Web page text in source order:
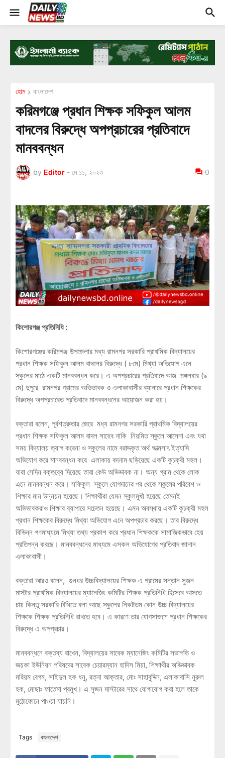
হোম বাংলাদেশ
করিমগঞ্জে প্রধান শিক্ষক সফিকুল আলম
বাদলের বিরুদ্ধে অপপ্রচারের প্রতিবাদে
মানববন্ধন
by Editor - মে ১১, ২০২৩ 0
কিশোরগঞ্জ প্রতিনিধি :
কিশোরগঞ্জের করিমগঞ্জ উপজেলার মধ্য রামনগর সরকারি প্রাথমিক বিদ্যালয়ের
প্রধান শিক্ষক সফিকুল আলম বাদলের বিরুদ্ধে ( ৮মে) মিথ্যা অভিযোগ এনে
স্কুলের মাঠে একটি মানববন্ধন করে। এ অপপ্রচারের প্রতিবাদে আজ মঙ্গলবার (৯
মে) দুপুরে রামনগর গ্রামের অভিভাবক ও এলাকাবাসীর ব্যানারে প্রধান শিক্ষকের
বিরুদ্ধে অপপ্রচারেত প্রতিবাদে মানববন্ধনের আয়োজন করা হয়।
বক্তারা বলেন, পূর্বশত্রুতার জেরে মধ্য রামনগর সরকারি প্রাথমিক বিদ্যালয়ের
প্রধান শিক্ষক সফিকুল আলম বাদল সাহেব নাকি নিয়মিত স্কুলে আসেনা এবং যথা
সময় বিদ্যালয় ত্যাগ করেনা ও স্কুলের নামে বরাদ্দকৃত অর্থ আত্মসাৎ ইত্যাদি
অভিযোগ করে মানববন্ধন করে এলাকায় বদনাম ছড়িয়েছে একটি কুচক্রী মহল।
যারা সেদিন বক্তব্যে দিয়েছে তারা কেউ অভিভাবক না। অন্য গ্রাম থেকে লোক
এনে মানববন্ধন করে। সফিকুল স্কুলে যোগদানের পর থেকে স্কুলের পরিবেশ ও
শিক্ষার মান উন্নয়ন হয়েছে। শিক্ষার্থীরা যেমন স্কুলমুখী হয়েছে তেমনই
অভিভাবকরাও শিক্ষার ব্যাপারে সচেতন হয়েছে। এমন অবস্থায় একটি কুচক্রী মহল
প্রধান শিক্ষকের বিরুদ্ধে মিথ্যা অভিযোগ এনে অপপ্রচার করছে। তার বিরুদ্ধে
বিভিন্ন গণমাধ্যমে মিথ্যা তথ্য প্রকাশ করে প্রধান শিক্ষককে সামাজিকভাবে হেয়
প্রতিপন্ন করছে। মানববন্ধনের মাধ্যমে এসকল অভিযোগের প্রতিবাদ জানান
এলাকাবাসী।
বক্তারা আরও বলেন, গুনধর উচ্চবিদ্যালয়ের শিক্ষক এ গ্রামের সন্তান সুজন
মাস্টার প্রাথমিক বিদ্যালয়ের ম্যানেজিং কমিটির শিক্ষক প্রতিনিধি হিসেবে আসতে
চায় কিন্তু সরকারি বিধিতে বলা আছে স্কুলের নিকটতম কোন উচ্চ বিদ্যালয়ের
শিক্ষকে শিক্ষক প্রতিনিধি রাখতে হবে। এ কারণে তার যোগসাজশে প্রধান শিক্ষকের
বিরুদ্ধে এ অপপ্রচার।
মানববন্ধনে বক্তব্য রাখেন, বিদ্যালয়ের সাবেক ম্যানেজিং কমিটির সভাপতি ও
জয়কা ইউনিয়ন পরিষদের সাবেক চেয়ারম্যান হাদিস মিয়া, শিক্ষার্থীর অভিভাবক
মরিয়ম বেগম, সাইদুল হক ধনু, রত্না আক্তার, মোঃ সাহাবুদ্দিন, এলাকাবাসি নুরুল
হক, মোছাঃ ফাতেমা প্রমুখ। এ সুজন মাস্টারের সাথে যোগাযোগ করা হলে তাকে
মুঠোফোনে পাওয়া যায়নি।
Tags বাংলাদেশ